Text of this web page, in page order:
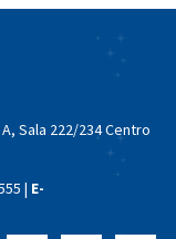
Sala 222/234Centro
| E-